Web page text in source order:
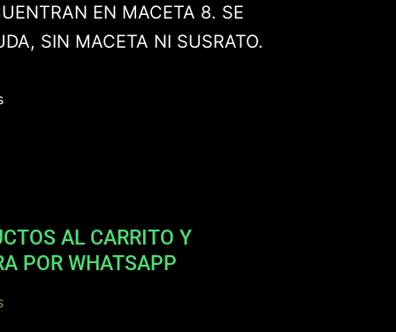
EN MACETA 8. SE
SIN MACETA NI SUSRATO.
AL CARRITO Y
POR WHATSAPP